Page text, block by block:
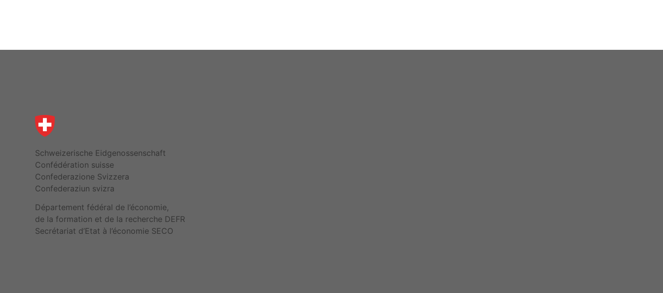
Schweizerische Eidgenossenschaft
Confédération suisse
Confederazione Svizzera
Confederaziun svizra
Département fédéral de l’économie,
de la formation et de la recherche DEFR
Secrétariat d’Etat à l’économie SECO